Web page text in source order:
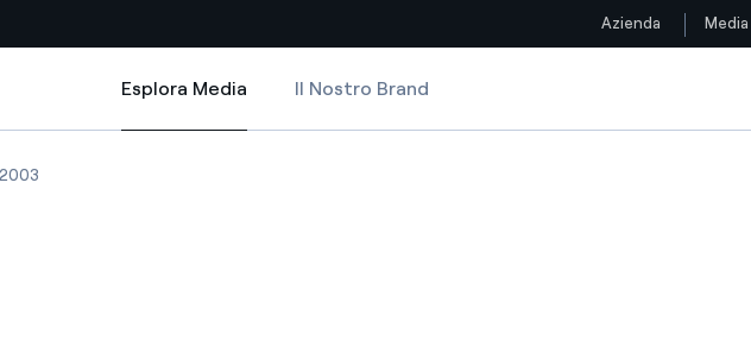
da fonti rinnovabili
Siti Paese Seguici
Azienda Media
Esplora Media
Esplora Media
Il Nostro Brand
DEL SERVIZIO PER LA FASCIA ORARIA 9.00-10.30
NESSUNA RICHIESTA DI INTERRUZIONE DEL SERVIZIO PER LA FASCIA ORARIA 9.00-10.30
INFORMA: NESSUNA RICHIESTA DI INTERRUZIONE DEL SERVIZIO PER LA FASCIA ORARIA 9.00-10.30
2003